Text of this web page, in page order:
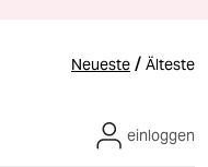
Neueste / Älteste
einloggen